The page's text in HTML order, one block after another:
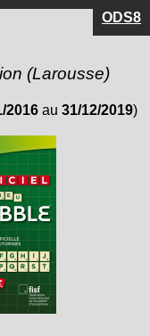
ODS8
(Larousse)
2016 au 31/12/2019)